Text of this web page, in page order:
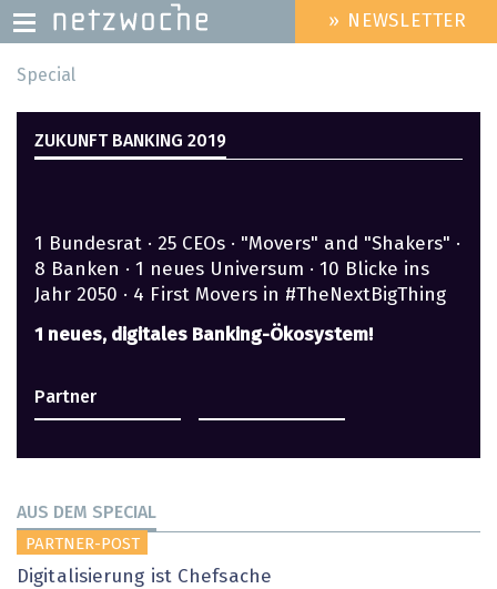
Direkt
Inhalt
HEADER
MENU
» NEWSLETTER
Special
ZUKUNFT BANKING 2019
1 Bundesrat · 25 CEOs · "Movers" and "Shakers" ·
8 Banken · 1 neues Universum · 10 Blicke ins
Jahr 2050 · 4 First Movers in #TheNextBigThing
1 neues, digitales Banking-Ökosystem!
Partner
AUS DEM SPECIAL
PARTNER-POST
Digitalisierung ist Chefsache